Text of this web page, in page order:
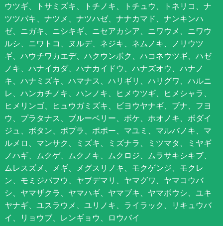
ウツギ、トサミズキ、トチノキ、トチュウ、トネリコ、ナ
ツツバキ、ナツメ、ナツハゼ、ナナカマド、ナンキンハ
ゼ、ニガキ、ニシキギ、ニセアカシア、ニワウメ、ニワウ
ルシ、ニワトコ、ヌルデ、ネジキ、ネムノキ、ノリウツ
ギ、ハウチワカエデ、ハクウンボク、ハコネウツギ、ハゼ
ノキ、ハナイカダ、ハナカイドウ、ハナズオウ、ハナノ
キ、ハナミズキ、ハマナス、ハリギリ、ハリグワ、ハルニ
レ、ハンカチノキ、ハンノキ、ヒメウツギ、ヒメシャラ、
ヒメリンゴ、ヒュウガミズキ、ビヨウヤナギ、ブナ、フヨ
ウ、プラタナス、ブルーベリー、ボケ、ホオノキ、ボダイ
ジュ、ボタン、ポプラ、ポポー、マユミ、マルバノキ、マ
ルメロ、マンサク、ミズキ、ミズナラ、ミツマタ、ミヤギ
ノハギ、ムクゲ、ムクノキ、ムクロジ、ムラサキシキブ、
ムレスズメ、メギ、メグスリノキ、モクゲンジ、モクレ
ン、モミジバフウ、ヤブデマリ、ヤマグワ、ヤマコウバ
シ、ヤマザクラ、ヤマハギ、ヤマブキ、ヤマボウシ、ユキ
ヤナギ、ユスラウメ、ユリノキ、ライラック、リキュウバ
イ、リョウブ、レンギョウ、ロウバイ